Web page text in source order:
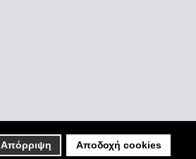
Απόρριψη Αποδοχή cookies